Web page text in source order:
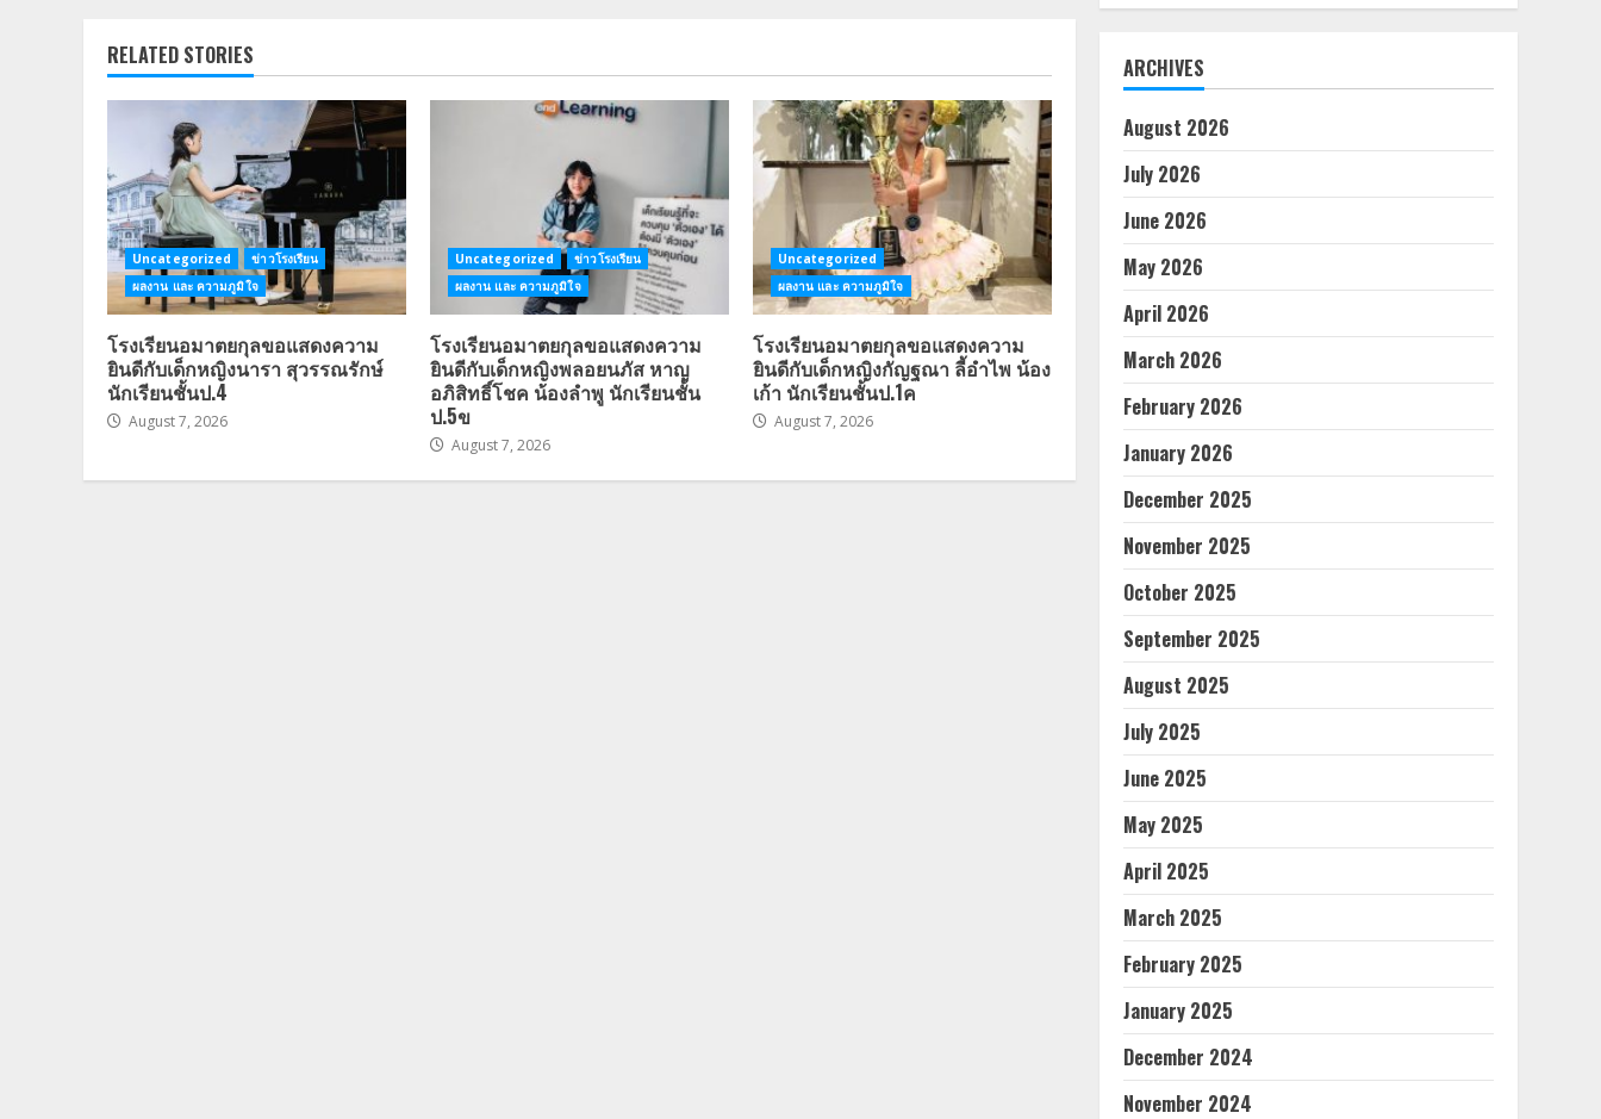
RELATED STORIES
Uncategorized
ข่าวโรงเรียน
ผลงาน และ ความภูมิใจ
โรงเรียนอมาตยกุลขอแสดงความ
ยินดีกับเด็กหญิงนารา สุวรรณรักษ์
นักเรียนชั้นป.4
August 7, 2026
Uncategorized
ข่าวโรงเรียน
ผลงาน และ ความภูมิใจ
โรงเรียนอมาตยกุลขอแสดงความ
ยินดีกับเด็กหญิงพลอยนภัส หาญ
อภิสิทธิ์โชค น้องลำพู นักเรียนชั้น
ป.5ข
August 7, 2026
Uncategorized
ผลงาน และ ความภูมิใจ
โรงเรียนอมาตยกุลขอแสดงความ
ยินดีกับเด็กหญิงกัญฐณา ลี้อำไพ น้อง
เก้า นักเรียนชั้นป.1ค
August 7, 2026
ARCHIVES
August 2026
July 2026
June 2026
May 2026
April 2026
March 2026
February 2026
January 2026
December 2025
November 2025
October 2025
September 2025
August 2025
July 2025
June 2025
May 2025
April 2025
March 2025
February 2025
January 2025
December 2024
November 2024